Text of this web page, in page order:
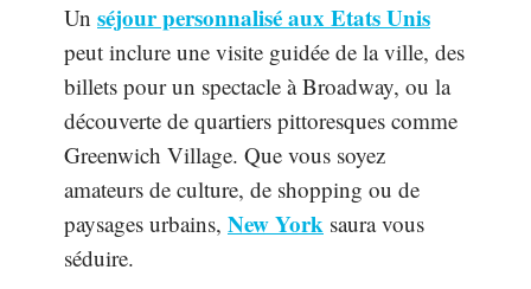
Un séjour personnalisé aux Etats Unis
peut inclure une visite guidée de la ville, des
billets pour un spectacle à Broadway, ou la
découverte de quartiers pittoresques comme
Greenwich Village. Que vous soyez
amateurs de culture, de shopping ou de
paysages urbains, New York saura vous
séduire.